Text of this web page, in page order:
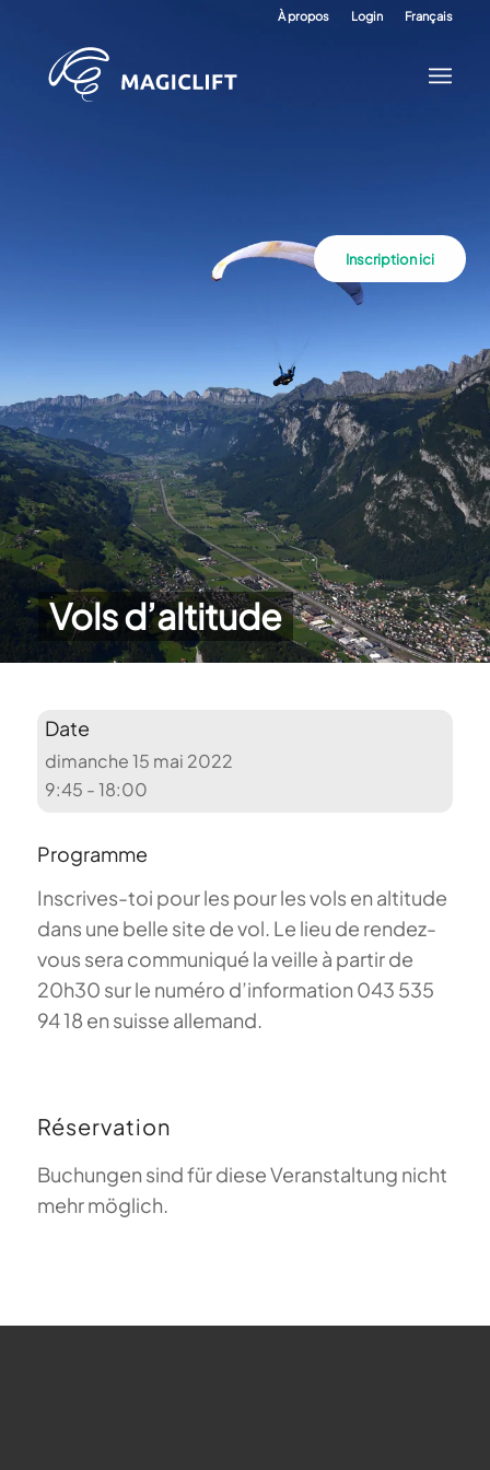
À propos Login Français
Vols d’altitude
Inscription ici
Date
dimanche 15 mai 2022
9:45 - 18:00
Programme
Inscrives-toi pour les pour les vols en altitude
dans une belle site de vol. Le lieu de rendez-
vous sera communiqué la veille à partir de
20h30 sur le numéro d’information 043 535
94 18 en suisse allemand.
Réservation
Buchungen sind für diese Veranstaltung nicht
mehr möglich.